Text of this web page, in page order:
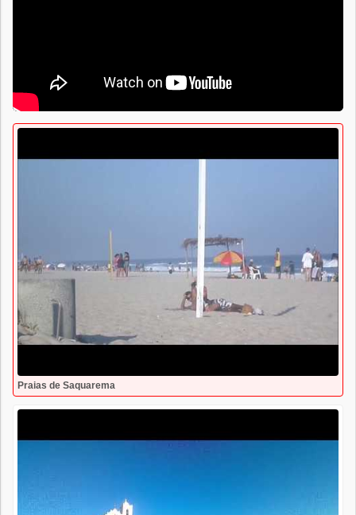
Praias de Saquarema